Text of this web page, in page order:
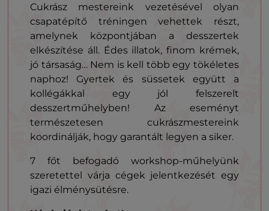
Cukrász mestereink vezetésével olyan
csapatépítő tréningen vehettek részt,
amelynek központjában a desszertek
elkészítése áll. Édes illatok, finom krémek,
jó társaság… Nem is kell több egy tökéletes
naphoz! Gyertek és süssetek együtt a
kollégákkal egy jól felszerelt
desszertműhelyben! Az eseményt
természetesen cukrászmestereink
koordinálják, hogy garantált legyen a siker.
7 főt befogadó workshop-műhelyünk
szeretettel várja cégek jelentkezését egy
igazi élménysütésre.